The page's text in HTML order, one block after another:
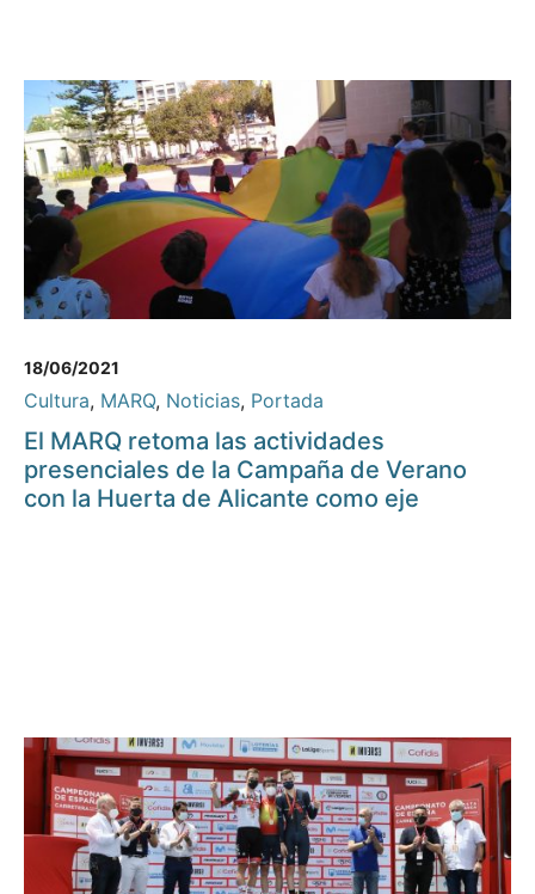
18/06/2021
Cultura, MARQ, Noticias, Portada
El MARQ retoma las actividades
presenciales de la Campaña de Verano
con la Huerta de Alicante como eje